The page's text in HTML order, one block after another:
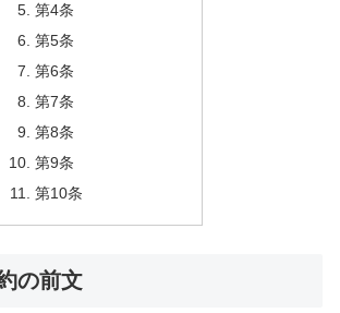
第4条
第5条
第6条
第7条
第8条
第9条
第10条
の前文